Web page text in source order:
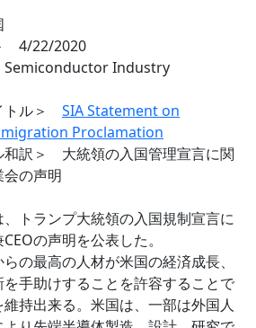
4/22/2020
Semiconductor Industry
トル＞ SIA Statement on
Proclamation
和訳＞ 大統領の入国管理宣言に関
の声明
トランプ大統領の入国規制宣言に
の声明を公表した。
の最高の人材が米国の経済成長、
手助けすることを許容することで
持出来る。米国は、一部は外国人